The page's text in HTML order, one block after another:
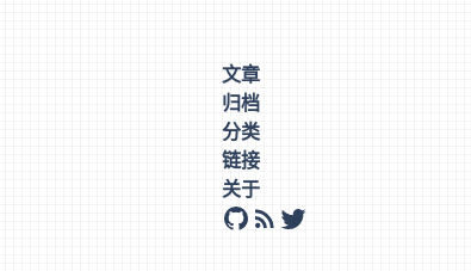
文章
归档
分类
链接
关于
github
rss twitter